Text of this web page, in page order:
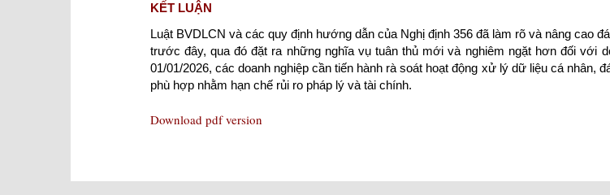
KẾT LUẬN
Luật BVDLCN và các quy định hướng dẫn của Nghị định 356 đã làm rõ và nâng cao
trước đây, qua đó đặt ra những nghĩa vụ tuân thủ mới và nghiêm ngặt hơn đối với
01/01/2026, các doanh nghiệp cần tiến hành rà soát hoạt động xử lý dữ liệu cá nhân,
phù hợp nhằm hạn chế rủi ro pháp lý và tài chính.
Download pdf version